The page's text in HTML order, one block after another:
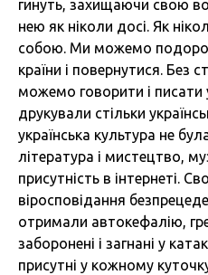
гинуть, захищаючи свою
нею як ніколи досі. Як
собою. Ми можемо
країни і повернутися. Без
можемо говорити і писати
друкували стільки
українська культура не
література і мистецтво,
присутність в інтернеті.
віросповідання
отримали автокефалію,
заборонені і загнані у
присутні у кожному